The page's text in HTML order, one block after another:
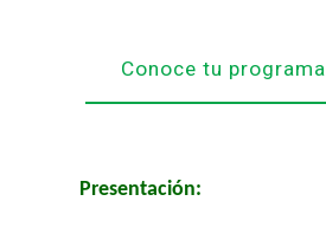
Conoce tu programa
Presentación: